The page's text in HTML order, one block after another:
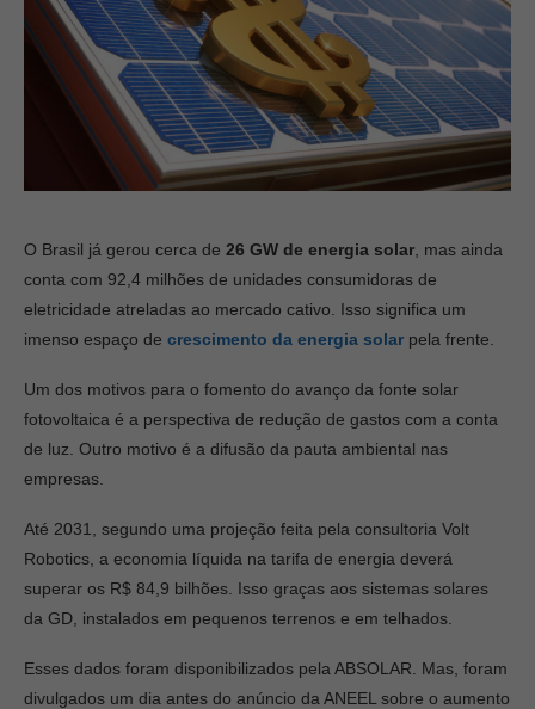
O Brasil já gerou cerca de 26 GW de energia solar , mas ainda
conta com 92,4 milhões de unidades consumidoras de
eletricidade atreladas ao mercado cativo. Isso significa um
imenso espaço de crescimento da energia solar pela frente.
Um dos motivos para o fomento do avanço da fonte solar
fotovoltaica é a perspectiva de redução de gastos com a conta
de luz. Outro motivo é a difusão da pauta ambiental nas
empresas.
Até 2031, segundo uma projeção feita pela consultoria Volt
Robotics, a economia líquida na tarifa de energia deverá
superar os R$ 84,9 bilhões. Isso graças aos sistemas solares
da GD, instalados em pequenos terrenos e em telhados.
Esses dados foram disponibilizados pela ABSOLAR. Mas, foram
divulgados um dia antes do anúncio da ANEEL sobre o aumento